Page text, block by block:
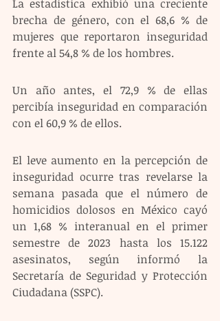
La estadística exhibió una creciente
brecha de género, con el 68,6 % de
mujeres que reportaron inseguridad
frente al 54,8 % de los hombres.
Un año antes, el 72,9 % de ellas
percibía inseguridad en comparación
con el 60,9 % de ellos.
El leve aumento en la percepción de
inseguridad ocurre tras revelarse la
semana pasada que el número de
homicidios dolosos en México cayó
un 1,68 % interanual en el primer
semestre de 2023 hasta los 15.122
asesinatos, según informó la
Secretaría de Seguridad y Protección
Ciudadana (SSPC).